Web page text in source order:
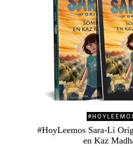
#HoyLeemos Sara-Li
en Kaz